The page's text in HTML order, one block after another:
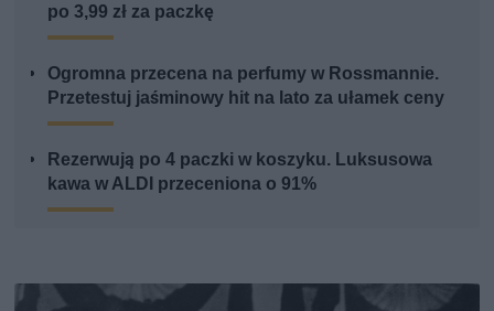
po 3,99 zł za paczkę
Ogromna przecena na perfumy w Rossmannie.
Przetestuj jaśminowy hit na lato za ułamek ceny
Rezerwują po 4 paczki w koszyku. Luksusowa
kawa w ALDI przeceniona o 91%